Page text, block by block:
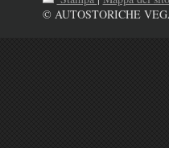
© AUTOSTORICHE